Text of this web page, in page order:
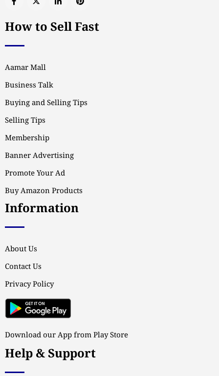
How to Sell Fast
Aamar Mall
Business Talk
Buying and Selling Tips
Selling Tips
Membership
Banner Advertising
Promote Your Ad
Buy Amazon Products
Information
About Us
Contact Us
Privacy Policy
Download our App from Play Store
Help & Support